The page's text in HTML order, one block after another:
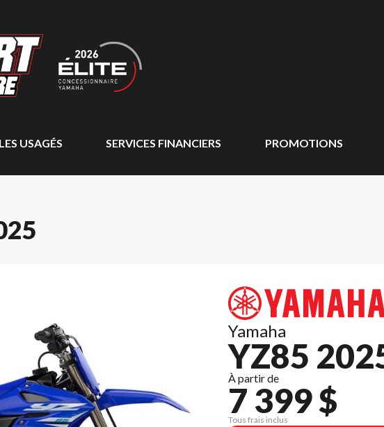
USAGÉS SERVICES FINANCIERS PROMOTIONS
Yamaha
YZ85
À partir de
7 399 $
Tous frais inclus